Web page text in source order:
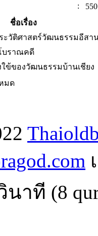
:
ชื่อเรื่อง
ะวัติศาสตร์วัฒนธรรมอีสา
บราณคดี
ใข้ของวัฒนธรรมบ้านเชียง
มด
นาที (8